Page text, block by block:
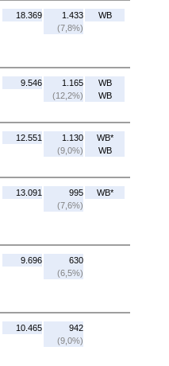
18.369
1.433
(7,8%)
WB
9.546
1.165
(12,2%)
WB
WB
12.551
1.130
(9,0%)
WB*
WB
13.091
995
(7,6%)
WB*
9.696
630
(6,5%)
10.465
942
(9,0%)